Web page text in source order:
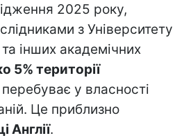
2025 року,
з Університету
інших академічних
5% території
у власності
Це приблизно
Англії.